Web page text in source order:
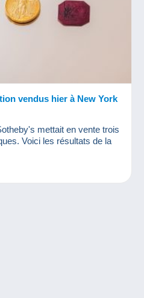
vendus hier à New York
mettait en vente trois
Voici les résultats de la